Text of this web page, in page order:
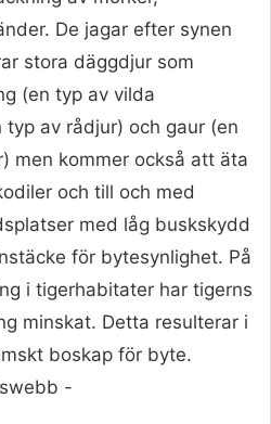
De jagar efter synen
stora däggdjur som
(en typ av vilda
av rådjur) och gaur (en
men kommer också att äta
och till och med
med låg buskskydd
för bytesynlighet. På
i tigerhabitater har tigerns
minskat. Detta resulterar i
boskap för byte.
-